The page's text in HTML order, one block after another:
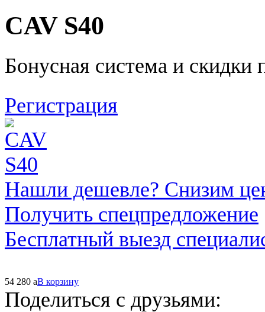
CAV S40
Бонусная система и скидки
Регистрация
Нашли дешевле? Снизим
Получить спецпредложение
Бесплатный выезд
54 280 aВ корзину
Поделиться с друзьями: